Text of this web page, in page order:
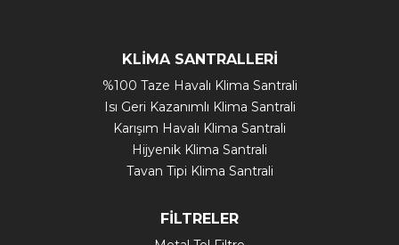
KLİMA SANTRALLERİ
%100 Taze Havalı Klima Santrali
Isı Geri Kazanımlı Klima Santrali
Karışım Havalı Klima Santrali
Hijyenik Klima Santrali
Tavan Tipi Klima Santrali
FİLTRELER